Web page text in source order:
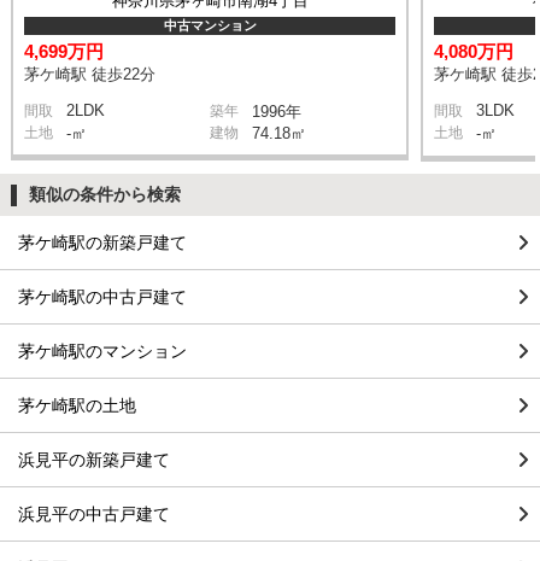
中古マンション
4,699万円
茅ケ崎駅 徒歩22分
間取 2LDK 築年 1996年
土地 -㎡ 建物 74.18㎡
4,080万円
茅ケ崎駅 徒歩
間取 3LDK
土地 -㎡
類似の条件から検索
茅ケ崎駅の新築戸建て
茅ケ崎駅の中古戸建て
茅ケ崎駅のマンション
茅ケ崎駅の土地
浜見平の新築戸建て
浜見平の中古戸建て